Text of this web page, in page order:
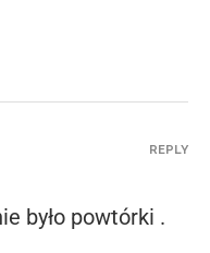
było powtórki .
REPLY